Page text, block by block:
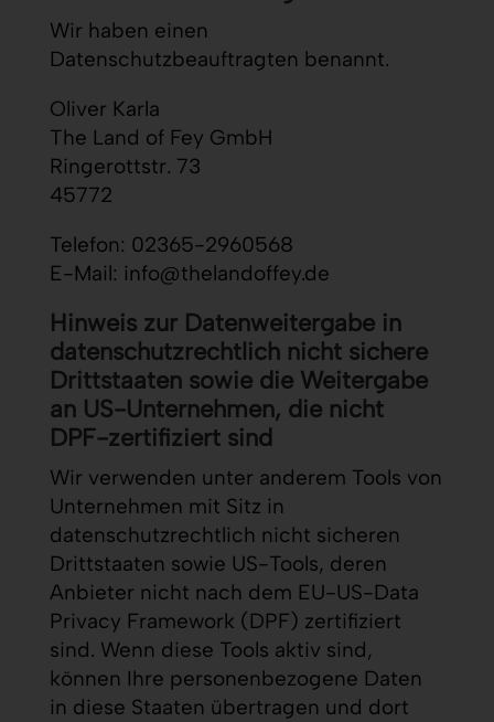
Wir haben einen
Datenschutzbeauftragten benannt.
Oliver Karla
The Land of Fey GmbH
Ringerottstr. 73
45772
Telefon: 02365-2960568
E-Mail: info@thelandoffey.de
Hinweis zur Datenweitergabe in
datenschutzrechtlich nicht sichere
Drittstaaten sowie die Weitergabe
an US-Unternehmen, die nicht
DPF-zertifiziert sind
Wir verwenden unter anderem Tools von
Unternehmen mit Sitz in
datenschutzrechtlich nicht sicheren
Drittstaaten sowie US-Tools, deren
Anbieter nicht nach dem EU-US-Data
Privacy Framework (DPF) zertifiziert
sind. Wenn diese Tools aktiv sind,
können Ihre personenbezogene Daten
in diese Staaten übertragen und dort